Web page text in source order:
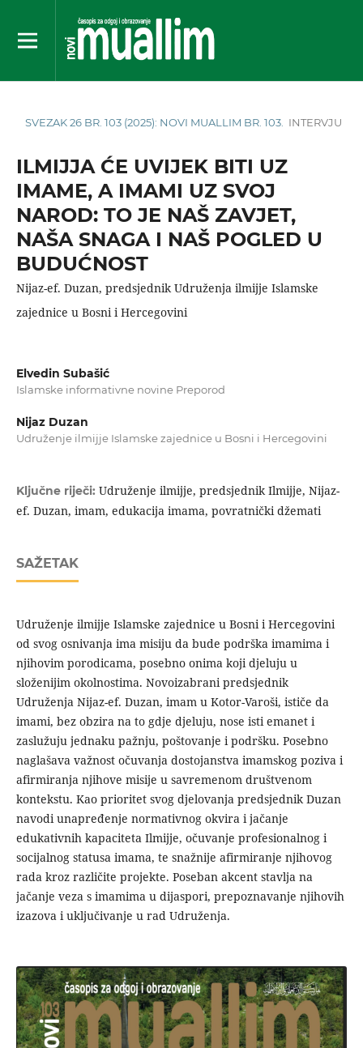
SVEZAK 26 BR. 103 (2025): NOVI MUALLIM BR. 103. INTERVJU
ILMIJJA ĆE UVIJEK BITI UZ
IMAME, A IMAMI UZ SVOJ
NAROD: TO JE NAŠ ZAVJET,
NAŠA SNAGA I NAŠ POGLED U
BUDUĆNOST
Nijaz-ef. Duzan, predsjednik Udruženja ilmijje Islamske
zajednice u Bosni i Hercegovini
Elvedin Subašić
Islamske informativne novine Preporod
Nijaz Duzan
Udruženje ilmijje Islamske zajednice u Bosni i Hercegovini
Ključne riječi: Udruženje ilmijje, predsjednik Ilmijje, Nijaz-
ef. Duzan, imam, edukacija imama, povratnički džemati
SAŽETAK
Udruženje ilmijje Islamske zajednice u Bosni i Hercegovini
od svog osnivanja ima misiju da bude podrška imamima i
njihovim porodicama, posebno onima koji djeluju u
složenijim okolnostima. Novoizabrani predsjednik
Udruženja Nijaz-ef. Duzan, imam u Kotor-Varoši, ističe da
imami, bez obzira na to gdje djeluju, nose isti emanet i
zaslužuju jednaku pažnju, poštovanje i podršku. Posebno
naglašava važnost očuvanja dostojanstva imamskog poziva i
afirmiranja njihove misije u savremenom društvenom
kontekstu. Kao prioritet svog djelovanja predsjednik Duzan
navodi unapređenje normativnog okvira i jačanje
edukativnih kapaciteta Ilmijje, očuvanje profesionalnog i
socijalnog statusa imama, te snažnije afirmiranje njihovog
rada kroz različite projekte. Poseban akcent stavlja na
jačanje veza s imamima u dijaspori, prepoznavanje njihovih
izazova i uključivanje u rad Udruženja.